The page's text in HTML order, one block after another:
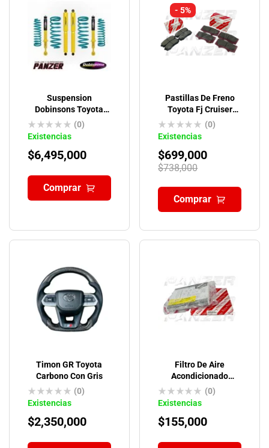
Suspension
Dobinsons Toyota
4runner 5TA Gen-
2009-ON TWINTUBE
(0)
Existencias
$6,495,000
Comprar
- 5%
Pastillas De Freno
Toyota Fj Cruiser
Originales
(0)
Existencias
$738,000
$699,000
Comprar
Timon GR Toyota
Carbono Con Gris
(0)
Existencias
$2,350,000
Filtro De Aire
Acondicionado
Original Toyota
(0)
Existencias
$155,000